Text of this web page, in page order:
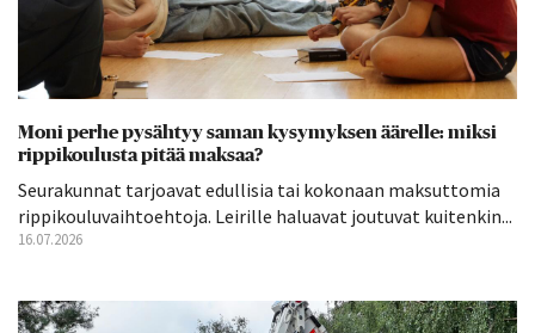
Moni perhe pysähtyy saman kysymyksen äärelle: miksi
rippikoulusta pitää maksaa?
Seurakunnat tarjoavat edullisia tai kokonaan maksuttomia
rippikouluvaihtoehtoja. Leirille haluavat joutuvat kuitenkin...
16.07.2026